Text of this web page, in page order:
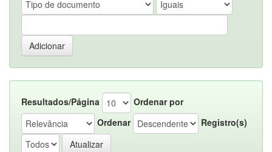
Resultados/Página
Ordenar por
Ordenar
Registro(s)